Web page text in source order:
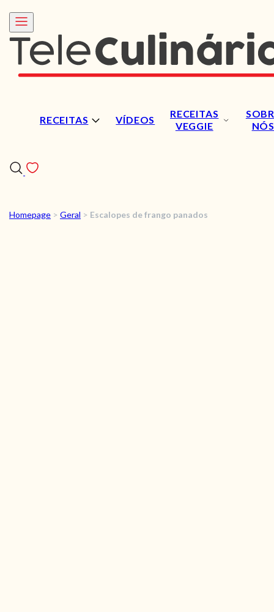
RECEITAS VÍDEOS
RECEITAS
VEGGIE
NÓS
RECEITAS
Homepage > Geral > Escalopes de frango panados